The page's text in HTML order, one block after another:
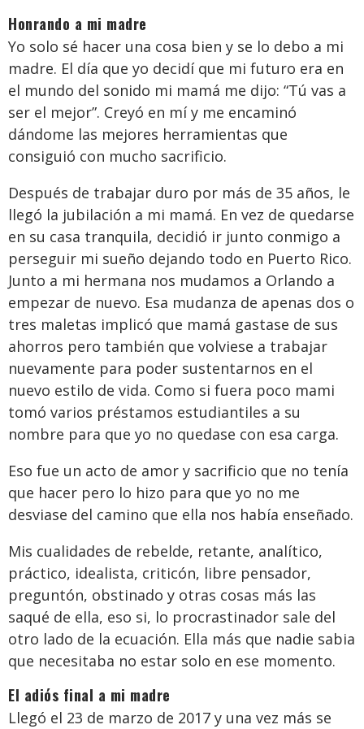
Honrando a mi madre
Yo solo sé hacer una cosa bien y se lo debo a mi
madre. El día que yo decidí que mi futuro era en
el mundo del sonido mi mamá me dijo: “Tú vas a
ser el mejor”. Creyó en mí y me encaminó
dándome las mejores herramientas que
consiguió con mucho sacrificio.
Después de trabajar duro por más de 35 años, le
llegó la jubilación a mi mamá. En vez de quedarse
en su casa tranquila, decidió ir junto conmigo a
perseguir mi sueño dejando todo en Puerto Rico.
Junto a mi hermana nos mudamos a Orlando a
empezar de nuevo. Esa mudanza de apenas dos o
tres maletas implicó que mamá gastase de sus
ahorros pero también que volviese a trabajar
nuevamente para poder sustentarnos en el
nuevo estilo de vida. Como si fuera poco mami
tomó varios préstamos estudiantiles a su
nombre para que yo no quedase con esa carga.
Eso fue un acto de amor y sacrificio que no tenía
que hacer pero lo hizo para que yo no me
desviase del camino que ella nos había enseñado.
Mis cualidades de rebelde, retante, analítico,
práctico, idealista, criticón, libre pensador,
preguntón, obstinado y otras cosas más las
saqué de ella, eso si, lo procrastinador sale del
otro lado de la ecuación. Ella más que nadie sabia
que necesitaba no estar solo en ese momento.
El adiós final a mi madre
Llegó el 23 de marzo de 2017 y una vez más se